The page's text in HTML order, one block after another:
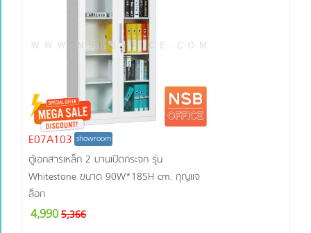
E07A103 showroom
ตู้เอกสารเหล็ก 2 บานเปิดกระจก รุ่น
Whitestone ขนาด 90W*185H cm. กุญแจ
ล็อก
4,9905,366